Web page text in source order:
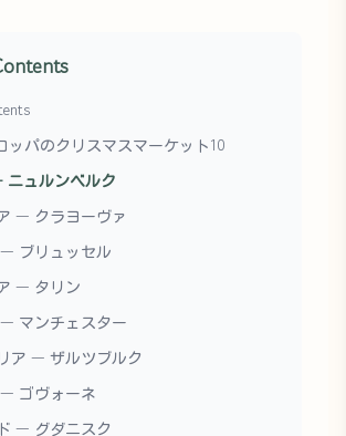
ッパのクリスマスマーケット10
ニュルンベルク
— クラヨーヴァ
ブリュッセル
— タリン
マンチェスター
ア — ザルツブルク
ゴヴォーネ
— グダニスク